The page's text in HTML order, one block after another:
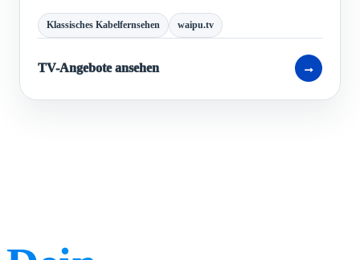
Klassisches Kabelfernsehen waipu.tv
TV-Angebote ansehen →